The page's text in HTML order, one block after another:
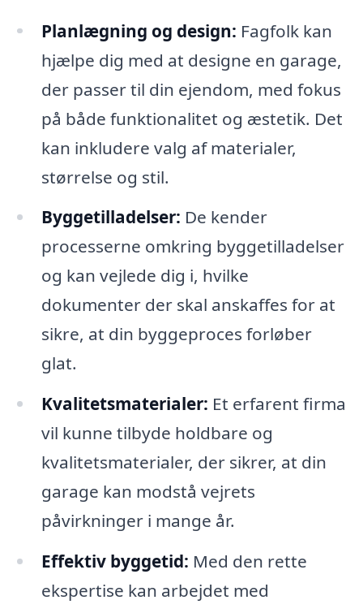
Planlægning og design: Fagfolk kan
hjælpe dig med at designe en garage,
der passer til din ejendom, med fokus
på både funktionalitet og æstetik. Det
kan inkludere valg af materialer,
størrelse og stil.
Byggetilladelser: De kender
processerne omkring byggetilladelser
og kan vejlede dig i, hvilke
dokumenter der skal anskaffes for at
sikre, at din byggeproces forløber
glat.
Kvalitetsmaterialer: Et erfarent firma
vil kunne tilbyde holdbare og
kvalitetsmaterialer, der sikrer, at din
garage kan modstå vejrets
påvirkninger i mange år.
Effektiv byggetid: Med den rette
ekspertise kan arbejdet med